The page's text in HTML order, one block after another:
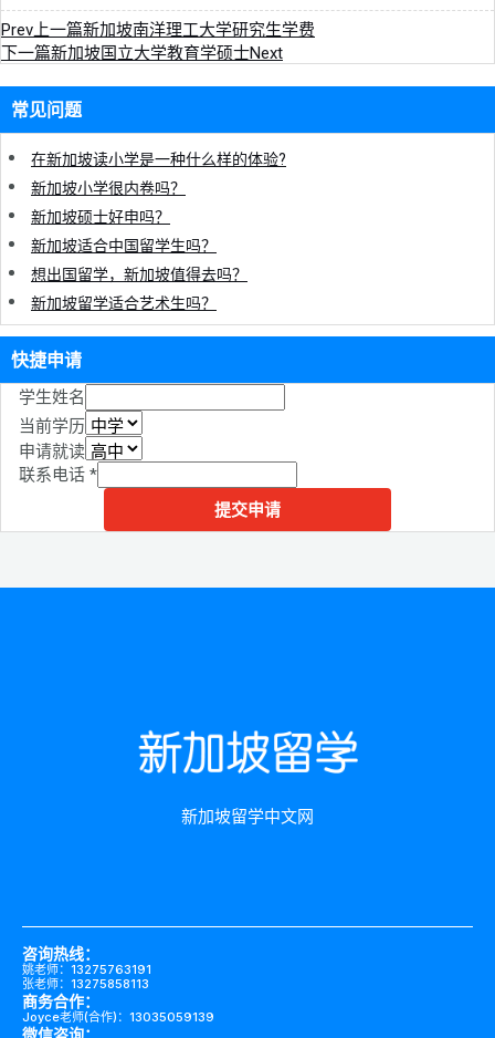
Prev上一篇新加坡南洋理工大学研究生学费
下一篇新加坡国立大学教育学硕士Next
常见问题
在新加坡读小学是一种什么样的体验?
新加坡小学很内卷吗？
新加坡硕士好申吗？
新加坡适合中国留学生吗？
想出国留学，新加坡值得去吗？
新加坡留学适合艺术生吗？
快捷申请
学生姓名
当前学历
申请就读
联系电话 *
提交申请
新加坡留学中文网
咨询热线：
姚老师：13275763191
张老师：13275858113
商务合作：
Joyce老师(合作)：13035059139
微信咨询：